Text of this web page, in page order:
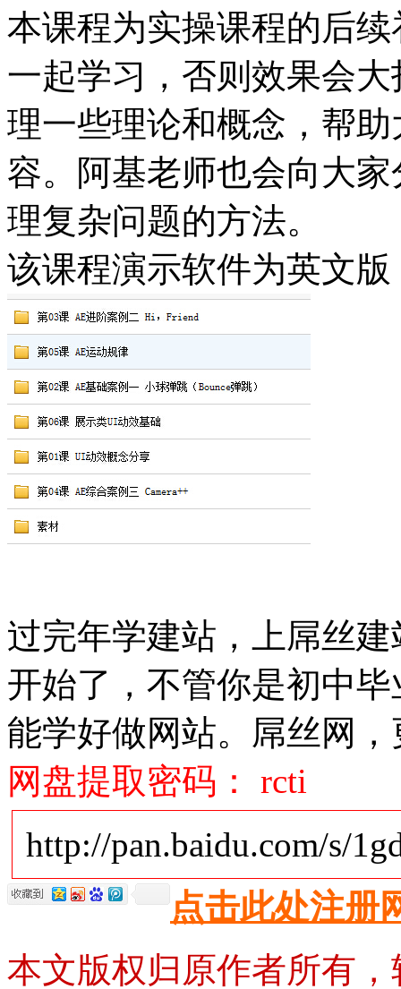
本课程为实操课程的后
一起学习，否则效果会
理一些理论和概念，帮
容。阿基老师也会向大
理复杂问题的方法。
该课程演示软件为英文
过完年学建站，上屌丝
开始了，不管你是初中
能学好做网站。屌丝网
网盘提取密码： rcti
http://pan.baidu.com/s/
点击此处注册
本文版权归原作者所有